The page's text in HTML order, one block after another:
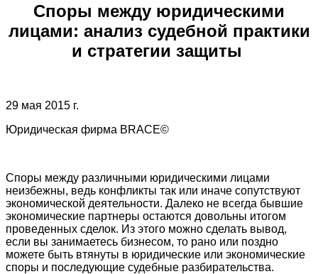
Споры между юридическими
лицами: анализ судебной практики
и стратегии защиты
29 мая 2015 г.
Юридическая фирма BRACE©
Споры между различными юридическими лицами
неизбежны, ведь конфликты так или иначе сопутствуют
экономической деятельности. Далеко не всегда бывшие
экономические партнеры остаются довольны итогом
проведенных сделок. Из этого можно сделать вывод,
если вы занимаетесь бизнесом, то рано или поздно
можете быть втянуты в юридические или экономические
споры и последующие судебные разбирательства.